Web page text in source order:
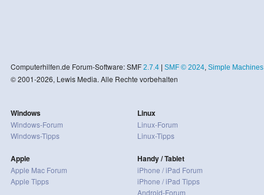
Computerhilfen.de Forum-Software: SMF 2.7.4| SMF © 2024, Simple Machines
© 2001-2026, Lewis Media. Alle Rechte vorbehalten
Windows
Windows-Forum
Windows-Tipps
Apple
Apple Mac Forum
Apple Tipps
Linux
Linux-Forum
Linux-Tipps
Handy / Tablet
iPhone / iPad Forum
iPhone / iPad Tipps
Android-Forum